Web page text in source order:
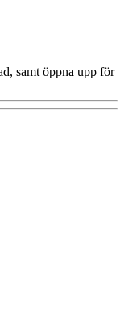
samt öppna upp för